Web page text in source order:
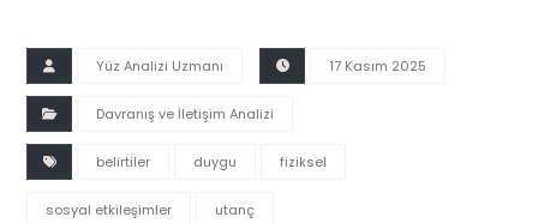
Yüz Analizi Uzmanı 17 Kasım 2025
Davranış ve İletişim Analizi
belirtiler duygu fiziksel
sosyal etkileşimler utanç